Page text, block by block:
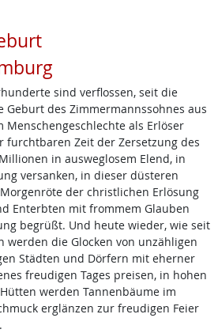
sind verflossen, seit die
Geburt des Zimmermannssohnes aus
als Erlöser
furchtbaren Zeit der Zersetzung des
in ausweglosem Elend, in
versanken, in dieser düsteren
der christlichen Erlösung
Enterbten mit frommem Glauben
begrüßt. Und heute wieder, wie seit
werden die Glocken von unzähligen
Städten und Dörfern mit eherner
freudigen Tages preisen, in hohen
werden Tannenbäume im
erglänzen zur freudigen Feier